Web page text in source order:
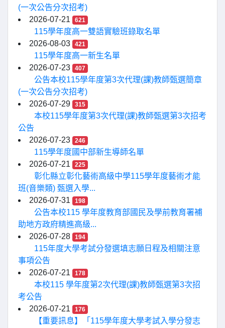
(一次公告分次招考)
2026-07-21
621
115學年度高一雙語實驗班錄取名單
2026-08-03
421
115學年度高一新生名單
2026-07-23
407
公告本校115學年度第3次代理(課)教師甄選簡章
(一次公告分次招考)
2026-07-29
315
本校115學年度第3次代理(課)教師甄選第3次招考
公告
2026-07-23
246
115學年度國中部新生導師名單
2026-07-21
225
彰化縣立彰化藝術高級中學115學年度藝術才能
班(音樂類) 甄選入學...
2026-07-31
198
公告本校115 學年度教育部國民及學前教育署補
助地方政府精進高級...
2026-07-28
194
115年度大學考試分發選填志願日程及相關注意
事項公告
2026-07-21
178
本校115 學年度第2次代理(課)教師甄選第3次招
考公告
2026-07-21
176
【重要訊息】「115學年度大學考試入學分發志